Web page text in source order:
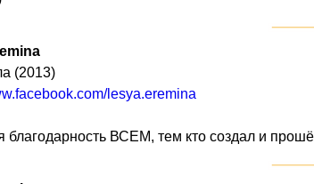
(2013)
lesya.eremina
благодарность ВСЕМ, тем кто создал и